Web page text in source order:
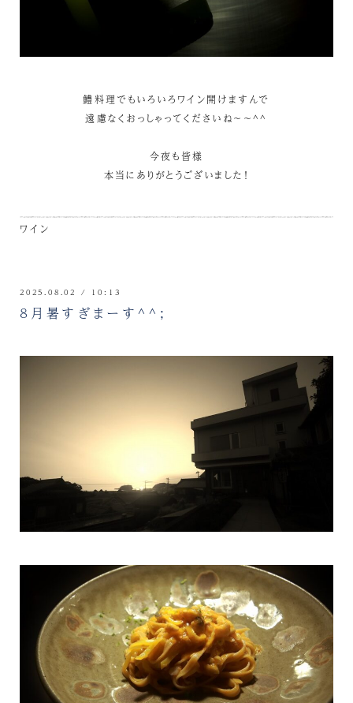
鱧料理でもいろいろワイン開けますんで
遠慮なくおっしゃってくださいね～～^^
今夜も皆様
本当にありがとうございました！
ワイン
2025.08.02 / 10:13
８月暑すぎまーす^^;